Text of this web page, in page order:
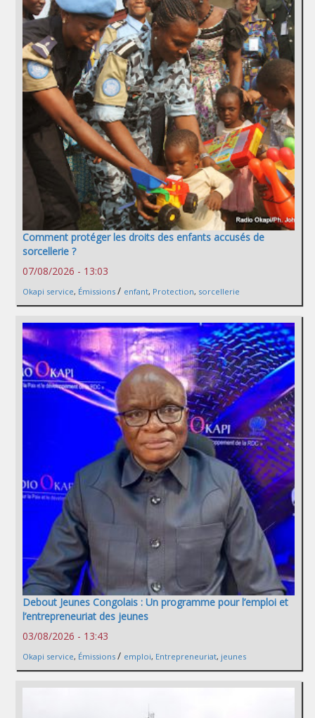
Comment protéger les droits des enfants accusés de
sorcellerie ?
07/08/2026 - 13:03
Okapi service, Émissions / enfant, Protection, sorcellerie
Debout Jeunes Congolais : Un programme pour l’emploi et
l’entrepreneuriat des jeunes
03/08/2026 - 13:43
Okapi service, Émissions / emploi, Entrepreneuriat, jeunes